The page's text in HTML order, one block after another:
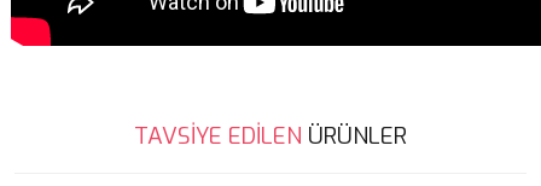
Bu ürünün fiyat bilgisi, resim, ürün açıklamalarında ve diğer
konularda yetersiz gördüğünüz noktaları öneri formunu kullanarak
TAVSİYE EDİLEN ÜRÜNLER